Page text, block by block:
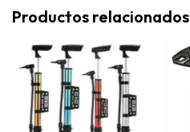
Productos relacionados